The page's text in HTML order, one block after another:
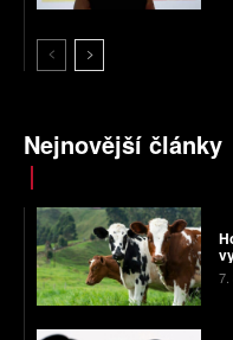
Nejnovější články
7.